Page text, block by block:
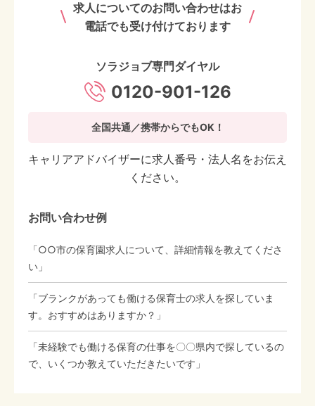
求人についてのお問い合わせはお
電話でも受け付けております
ソラジョブ専門ダイヤル
0120-901-126
全国共通／携帯からでもOK！
キャリアアドバイザーに求人番号・法人名をお伝え
ください。
お問い合わせ例
「○○市の保育園求人について、詳細情報を教えてくださ
い」
「ブランクがあっても働ける保育士の求人を探していま
す。おすすめはありますか？」
「未経験でも働ける保育の仕事を〇〇県内で探しているの
で、いくつか教えていただきたいです」